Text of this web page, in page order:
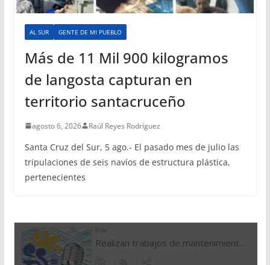
AL SUR GENTE DE MI PUEBLO
Más de 11 Mil 900 kilogramos
de langosta capturan en
territorio santacruceño
agosto 6, 2026 Raúl Reyes Rodríguez
Santa Cruz del Sur, 5 ago.- El pasado mes de julio las
tripulaciones de seis navíos de estructura plástica,
pertenecientes